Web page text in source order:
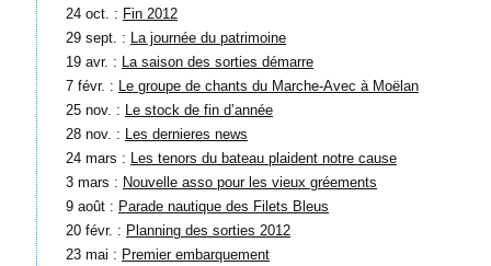
24 oct. : Fin 2012
29 sept. : La journée du patrimoine
19 avr. : La saison des sorties démarre
7 févr. : Le groupe de chants du Marche-Avec à Moëlan
25 nov. : Le stock de fin d’année
28 nov. : Les dernieres news
24 mars : Les tenors du bateau plaident notre cause
3 mars : Nouvelle asso pour les vieux gréements
9 août : Parade nautique des Filets Bleus
20 févr. : Planning des sorties 2012
23 mai : Premier embarquement